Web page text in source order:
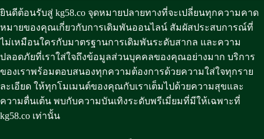
ยินดีต้อนรับสู่ kg58.co จุดหมายปลายทางที่จะเปลี่ยนทุกความคาด
หมายของคุณเกี่ยวกับการเดิมพันออนไลน์ สัมผัสประสบการณ์ที่
ไม่เหมือนใครกับมาตรฐานการเดิมพันระดับสากล และความ
ปลอดภัยที่เราใส่ใจถึงข้อมูลส่วนบุคคลของคุณอย่างมาก บริการ
ของเราพร้อมตอบสนองทุกความต้องการด้วยความใส่ใจทุกราย
ละเอียด ให้ทุกโมเมนต์ของคุณกับเราเต็มไปด้วยความสุขและ
ความตื่นเต้น พบกับความบันเทิงระดับพรีเมี่ยมที่มีให้เฉพาะที่
kg58.co เท่านั้น